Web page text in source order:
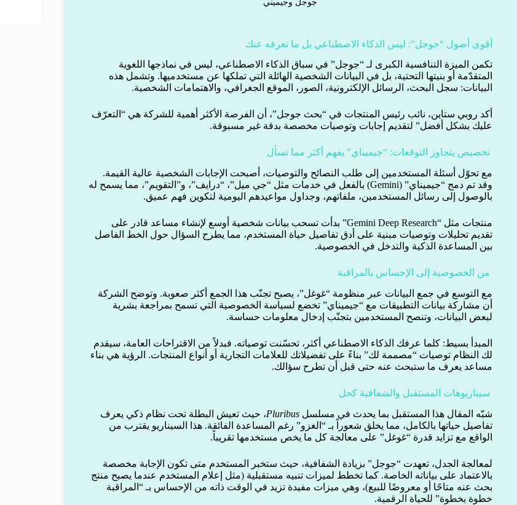
جوجل وجيميني
أقوى أصول “جوجل”: ليس الذكاء الاصطناعي بل ما تعرفه عنك
تكمن الميزة التنافسية الكبرى لـ “جوجل” في سباق الذكاء الاصطناعي، ليس في نماذجها اللغوية
المتقدّمة أو بنيتها التحتية، بل في البيانات الشخصية الهائلة التي تملكها عن مستخدميها. وتشمل هذه
البيانات: سجل البحث، الرسائل الإلكترونية، الصور، الموقع الجغرافي، والاهتمامات الشخصية.
أكد روبي ستاين، نائب رئيس المنتجات في “بحث جوجل”، أن الفرصة الأكثر أهمية للشركة هي “التعرّف
عليك بشكل أفضل” لتقديم إجابات وتوصيات مخصصة بدقة غير مسبوقة.
تخصيص يتجاوز التوقعات: “جيميناي” يفهم أكثر مما تسأل
مع تحوّل أسئلة المستخدمين إلى طلب النصائح والتوصيات، أصبحت الإجابات الشخصية عالية القيمة.
وقد تم دمج “جيميناي” (Gemini) بالفعل في خدمات مثل “جي ميل”، “درايف”، و”التقويم”، مما يسمح له
بالوصول إلى رسائل المستخدمين، ملفاتهم، وجداول مواعيدهم اليومية لتكوين فهم عميق.
منتجات مثل “Gemini Deep Research” بدأت تسحب بيانات شخصية أوسع لإنشاء مساعد قادر على
تقديم تحليلات وتوصيات مبنية على أدق تفاصيل حياة المستخدم، مما يطرح السؤال حول الخط الفاصل
بين المساعدة الذكية والتدخل في الخصوصية.
من الخصوصية إلى الإحساس بالمراقبة
مع التوسع في جمع البيانات عبر منظومة “غوغل”، يصبح تجنّب هذا الجمع أكثر صعوبة. وتوضح الشركة
أن مشاركة بيانات التطبيقات مع “جيميناي” تخضع لسياسة الخصوصية التي تسمح بمراجعة بشرية
لبعض البيانات، وتنصح المستخدمين بتجنّب إدخال معلومات حساسة.
المبدأ بسيط: كلما عرفك الذكاء الاصطناعي أكثر، تحسّنت توصياته. فبدلاً من الاقتراحات العامة، سيقدم
لك النظام توصيات “مصممة لك” بناءً على تفضيلاتك للعلامات التجارية أو أنواع المنتجات. الرؤية هي بناء
مساعد يعرف ما ستبحث عنه حتى قبل أن تطرح سؤالك.
سيناريوهات المستقبل والشفافية كحل
شبّه المقال هذا المستقبل بما يحدث في مسلسل Pluribus، حيث تعيش البطلة تحت نظام ذكي يعرف
تفاصيل حياتها بالكامل، مما يخلق شعوراً بـ “الغزو” رغم المساعدة الفائقة. هذا السيناريو يقترب من
الواقع مع تزايد قدرة “غوغل” على معالجة كل ما يخص مستخدمها تقريباً.
لمعالجة الجدل، تعهدت “جوجل” بزيادة الشفافية، حيث ستخبر المستخدم متى تكون الإجابة مخصصة
بالاعتماد على بياناته الخاصة. كما تخطط لميزات تنبيه مستقبلية (مثل إعلام المستخدم عندما يصبح منتج
بحث عنه متاحًا أو معروضًا للبيع)، وهي ميزات مفيدة تزيد في الوقت ذاته من الإحساس بـ “المراقبة
خطوة بخطوة” للحياة الرقمية.